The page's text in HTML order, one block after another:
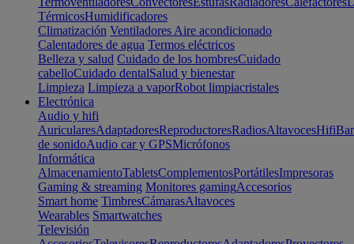
TérmicosHumidificadores
Climatización Ventiladores Aire acondicionado
Calentadores de agua Termos eléctricos
Belleza y salud Cuidado de los hombresCuidado
cabelloCuidado dentalSalud y bienestar
Limpieza Limpieza a vaporRobot limpiacristales
Electrónica
Audio y hifi
AuricularesAdaptadoresReproductoresRadiosAltavocesHifi
de sonidoAudio car y GPSMicrófonos
Informática
AlmacenamientoTabletsComplementosPortátilesImpresoras
Gaming & streaming Monitores gamingAccesorios
Smart home TimbresCámarasAltavoces
Wearables Smartwatches
Televisión